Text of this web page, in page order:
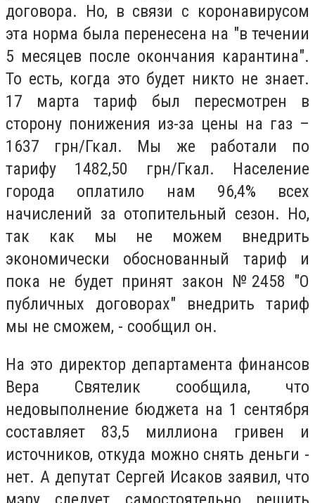
договора. Но, в связи с коронавирусом
эта норма была перенесена на "в течении
5 месяцев после окончания карантина".
То есть, когда это будет никто не знает.
17 марта тариф был пересмотрен в
сторону понижения из-за цены на газ –
1637 грн/Гкал. Мы же работали по
тарифу 1482,50 грн/Гкал. Население
города оплатило нам 96,4% всех
начислений за отопительный сезон. Но,
так как мы не можем внедрить
экономически обоснованный тариф и
пока не будет принят закон №2458 "О
публичных договорах" внедрить тариф
мы не сможем, - сообщил он.
На это директор департамента финансов
Вера Святелик сообщила, что
недовыполнение бюджета на 1 сентября
составляет 83,5 миллиона гривен и
источников, откуда можно снять деньги -
нет. А депутат Сергей Исаков заявил, что